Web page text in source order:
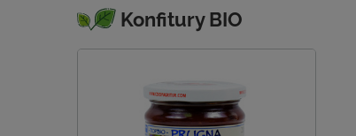
Konfitury BIO